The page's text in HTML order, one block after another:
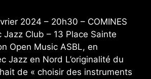
2024 – 20h30 – COMINES
Jazz Club – 13 Place Sainte
Open Music ASBL, en
Jazz en Nord L’originalité du
de « choisir des instruments